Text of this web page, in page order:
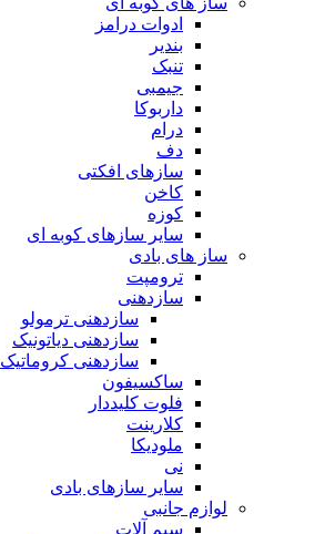
ادوات درامز
بندیر
تنبک
جیمبی
داربوکا
درام
دف
سازهای افکتی
کاخن
کوزه
سایر سازهای کوبه ای
ساز های بادی
ترومپت
سازدهنی
سازدهنی ترمولو
سازدهنی دیاتونیک
سازدهنی کروماتیک
ساکسیفون
فلوت کلیددار
کلارینت
ملودیکا
نی
سایر سازهای بادی
لوازم جانبی
سیم آلات